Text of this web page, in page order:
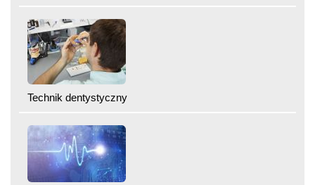
Technik dentystyczny